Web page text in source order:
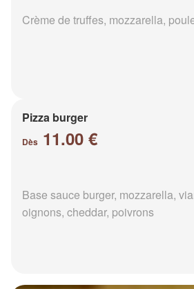
Crème de truffes, mozzarella,
Pizza burger
Dès 11.00 €
Base sauce burger, mozzarella,
oignons, cheddar, poivrons